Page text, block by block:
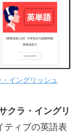
イングリッシュ
クラ・イングリ
ティブの英語表